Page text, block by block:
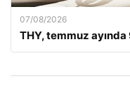
07/08/2026
THY, temmuz